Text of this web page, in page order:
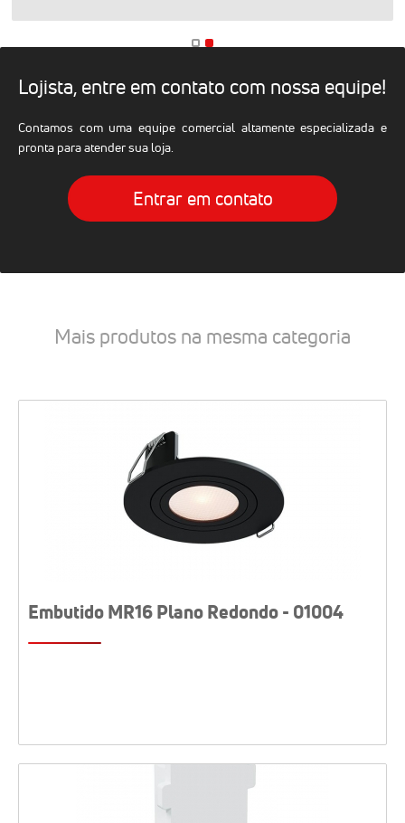
Lojista, entre em contato com nossa equipe!
Contamos com uma equipe comercial altamente especializada e
pronta para atender sua loja.
Entrar em contato
Mais produtos na mesma categoria
Embutido MR16 Plano Redondo - 01004